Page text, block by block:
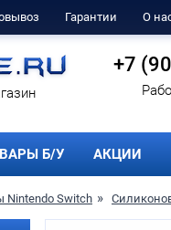
Гарантии О
+7
Б/У АКЦИИ
Nintendo Switch